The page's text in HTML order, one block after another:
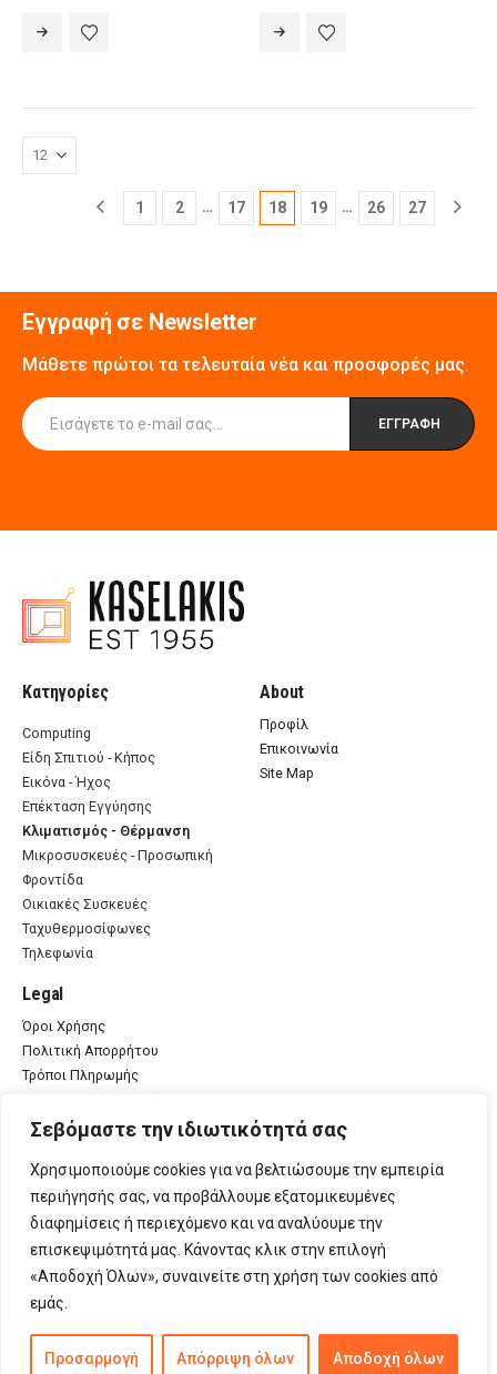
Σεβόμαστε την ιδιωτικότητά σας
Χρησιμοποιούμε cookies για να βελτιώσουμε την εμπειρία
περιήγησής σας, να προβάλλουμε εξατομικευμένες
διαφημίσεις ή περιεχόμενο και να αναλύουμε την
επισκεψιμότητά μας. Κάνοντας κλικ στην επιλογή
«Αποδοχή Όλων», συναινείτε στη χρήση των cookies από
εμάς.
Προσαρμογή Απόρριψη όλων Αποδοχή όλων
1 2 … 17 18 19 … 26 27
Εγγραφή σε Newsletter
Μάθετε πρώτοι τα τελευταία νέα και προσφορές μας.
Κατηγορίες
Computing
Είδη Σπιτιού - Κήπος
Εικόνα - Ήχος
Επέκταση Εγγύησης
Κλιματισμός - Θέρμανση
Μικροσυσκευές - Προσωπική
Φροντίδα
Οικιακές Συσκευές
Ταχυθερμοσίφωνες
Τηλεφωνία
About
Προφίλ
Επικοινωνία
Site Map
Legal
Όροι Χρήσης
Πολιτική Απορρήτου
Τρόποι Πληρωμής
Αποστολή προϊόντων
© Κασελάκης 2024. All Rights Reserved | Developed byMaterial Apps